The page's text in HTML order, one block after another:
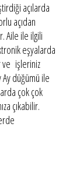
açılarda
açıdan
Aile ile ilgili
eşyalarda
ve işleriniz
düğümü ile
çok çok
çıkabilir.